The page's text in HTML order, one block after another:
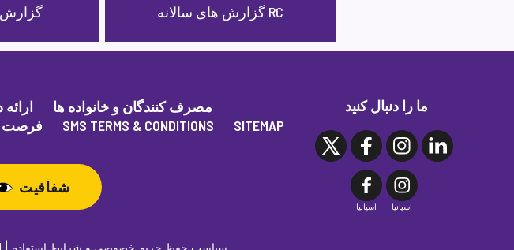
گزارش های سالانه RC
مصرف کنندگان و خانواده ها
فرصت SMS TERMS & CONDITIONS SITEMAP
شفافیت
سیاست حفظ حریم خصوصی و شرایط استفاده
ما را دنبال کنید
اسپانیا اسپانیا